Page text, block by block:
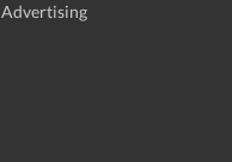
Advertising